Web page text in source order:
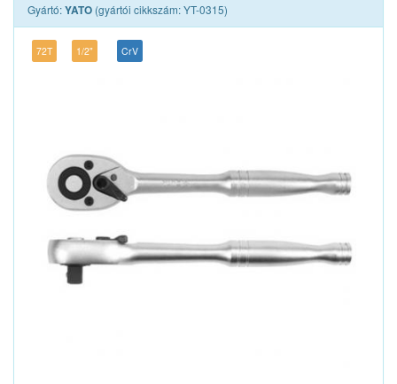
Gyártó:YATO (gyártói cikkszám: YT-0315)
72T 1/2" CrV